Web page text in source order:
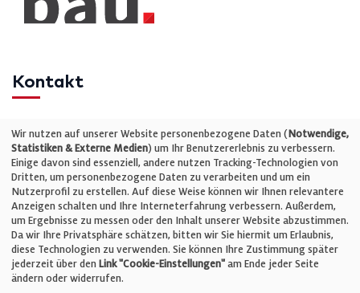
Kontakt
Telefon: +49 (0)711 2585563-0
E-Mail:info@bauelemente-bau.eu
Unternehmen
Impressum
Wir nutzen auf unserer Website personenbezogene Daten (Notwendige,
Statistiken & Externe Medien) um Ihr Benutzererlebnis zu verbessern.
Einige davon sind essenziell, andere nutzen Tracking-Technologien von
Dritten, um personenbezogene Daten zu verarbeiten und um ein
Nutzerprofil zu erstellen. Auf diese Weise können wir Ihnen relevantere
Anzeigen schalten und Ihre Interneterfahrung verbessern. Außerdem,
um Ergebnisse zu messen oder den Inhalt unserer Website abzustimmen.
Da wir Ihre Privatsphäre schätzen, bitten wir Sie hiermit um Erlaubnis,
diese Technologien zu verwenden. Sie können Ihre Zustimmung später
jederzeit über den Link "Cookie-Einstellungen" am Ende jeder Seite
ändern oder widerrufen.